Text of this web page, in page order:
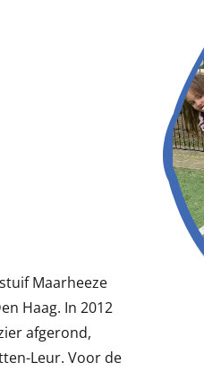
Maarheeze
Haag. In 2012
afgerond,
Leur. Voor de